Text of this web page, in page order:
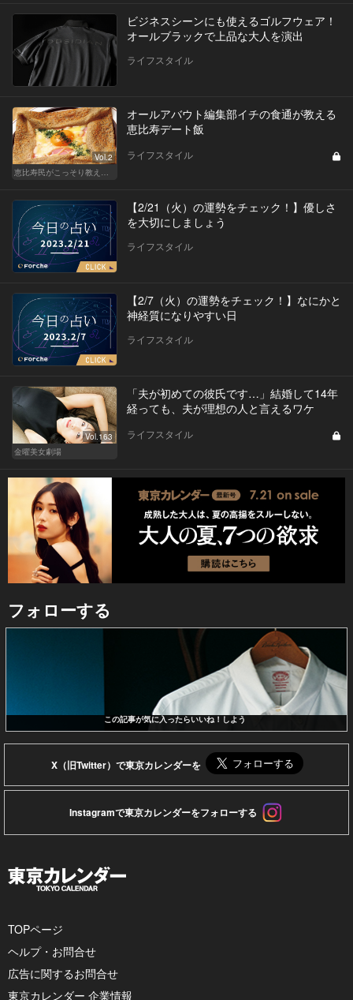
ビジネスシーンにも使えるゴルフウェア！
オールブラックで上品な大人を演出
ライフスタイル
Vol.2
恵比寿民がこっそり教える、 “俺の恵比寿”
オールアバウト編集部イチの食通が教える
恵比寿デート飯
ライフスタイル
【2/21（火）の運勢をチェック！】優しさ
を大切にしましょう
ライフスタイル
【2/7（火）の運勢をチェック！】なにかと
神経質になりやすい日
ライフスタイル
Vol.163
金曜美女劇場
「夫が初めての彼氏です…」結婚して14年
経っても、夫が理想の人と言えるワケ
ライフスタイル
フォローする
この記事が気に入ったらいいね！しよう
X（旧Twitter）で東京カレンダーを
Instagramで東京カレンダーをフォローする
TOPページ
ヘルプ・お問合せ
広告に関するお問合せ
東京カレンダー 企業情報